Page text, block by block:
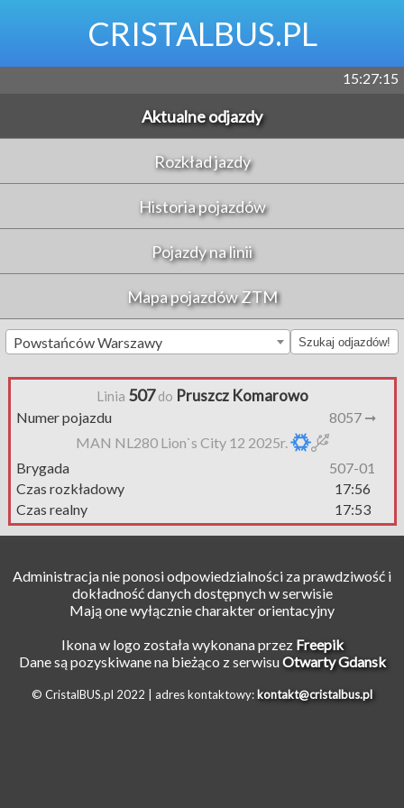
CRISTALBUS.PL
15:27:15
Aktualne odjazdy
Rozkład jazdy
Historia pojazdów
Pojazdy na linii
Mapa pojazdów ZTM
Powstańców Warszawy Szukaj odjazdów!
Linia 507do Pruszcz Komarowo
Numer pojazdu
8057 ➞
MAN NL280 Lion`s City 12 2025r.
Brygada
507-01
Czas rozkładowy
17:56
Czas realny
17:53
Administracja nie ponosi odpowiedzialności za prawdziwość i
dokładność danych dostępnych w serwisie
Mają one wyłącznie charakter orientacyjny
Ikona w logo została wykonana przez Freepik
Dane są pozyskiwane na bieżąco z serwisuOtwarty Gdansk
© CristalBUS.pl 2022 | adres kontaktowy: kontakt@cristalbus.pl